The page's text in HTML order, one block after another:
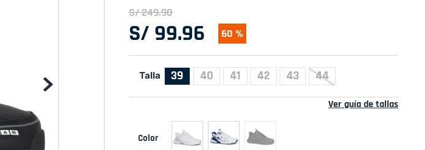
S/249.90
S/ 99.96 60 %
Talla 39 40 41 42 43 44
Ver guía de tallas